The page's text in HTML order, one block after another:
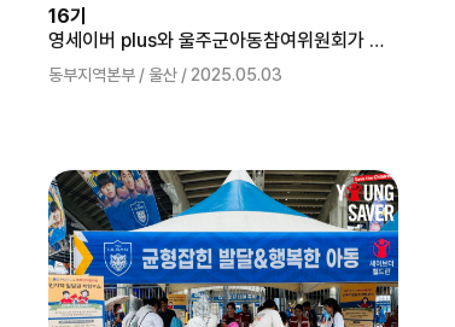
16기
영세이버 plus와 울주군아동참여위원회가 함께하는 기후위기대응 캠페인
동부지역본부 / 울산 / 2025.05.03